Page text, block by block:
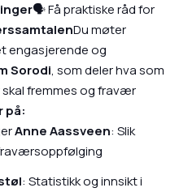
🗣️ Få praktiske råd for
Du møter
engasjerende og
Sorodi, som deler hva som
fremmes og fravær
på:
Anne Aassveen: Slik
: Statistikk og innsikt i